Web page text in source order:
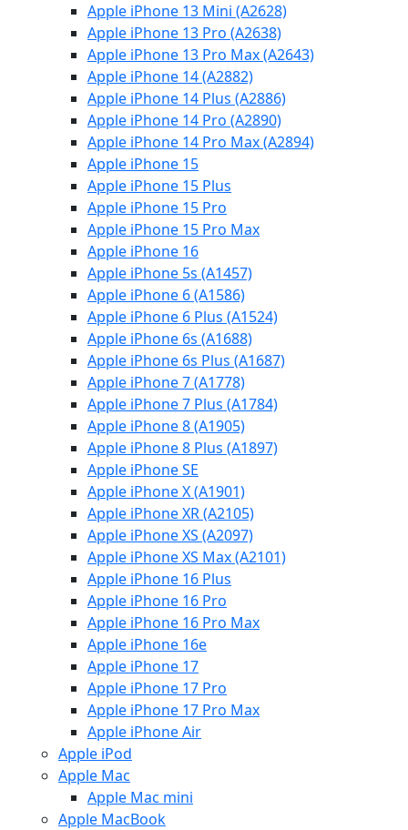
Apple iPhone 13 Mini (A2628)
Apple iPhone 13 Pro (A2638)
Apple iPhone 13 Pro Max (A2643)
Apple iPhone 14 (A2882)
Apple iPhone 14 Plus (A2886)
Apple iPhone 14 Pro (A2890)
Apple iPhone 14 Pro Max (A2894)
Apple iPhone 15
Apple iPhone 15 Plus
Apple iPhone 15 Pro
Apple iPhone 15 Pro Max
Apple iPhone 16
Apple iPhone 5s (A1457)
Apple iPhone 6 (A1586)
Apple iPhone 6 Plus (A1524)
Apple iPhone 6s (A1688)
Apple iPhone 6s Plus (A1687)
Apple iPhone 7 (A1778)
Apple iPhone 7 Plus (A1784)
Apple iPhone 8 (A1905)
Apple iPhone 8 Plus (A1897)
Apple iPhone SE
Apple iPhone X (A1901)
Apple iPhone XR (A2105)
Apple iPhone XS (A2097)
Apple iPhone XS Max (A2101)
Apple iPhone 16 Plus
Apple iPhone 16 Pro
Apple iPhone 16 Pro Max
Apple iPhone 16e
Apple iPhone 17
Apple iPhone 17 Pro
Apple iPhone 17 Pro Max
Apple iPhone Air
Apple iPod
Apple Mac
Apple Mac mini
Apple MacBook